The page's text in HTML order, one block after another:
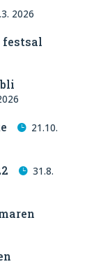
2026
festsal
21.10.
31.8.